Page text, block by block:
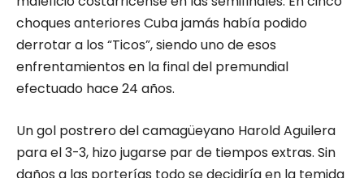
choques anteriores Cuba jamás había podido
derrotar a los “Ticos”, siendo uno de esos
enfrentamientos en la final del premundial
efectuado hace 24 años.
Un gol postrero del camagüeyano Harold Aguilera
para el 3-3, hizo jugarse par de tiempos extras. Sin